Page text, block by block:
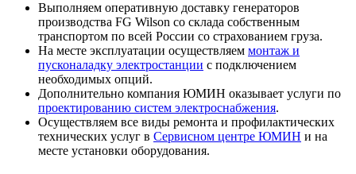
Выполняем оперативную доставку генераторов
производства FG Wilson со склада собственным
транспортом по всей России со страхованием груза.
На месте эксплуатации осуществляем монтаж и
пусконаладку электростанции с подключением
необходимых опций.
Дополнительно компания ЮМИН оказывает услуги по
проектированию систем электроснабжения.
Осуществляем все виды ремонта и профилактических
технических услуг в Сервисном центре ЮМИН и на
месте установки оборудования.